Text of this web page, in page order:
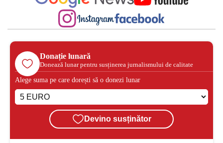
Donație lunară
Donează lunar pentru susținerea jurnalismului de calitate
Alege suma pe care dorești să o donezi lunar
Devino susținător